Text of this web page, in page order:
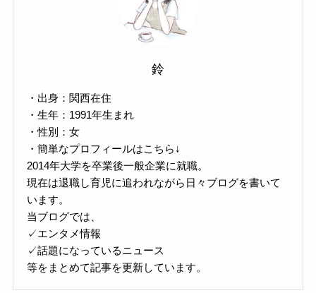
鈴
・出身：関西在住
・生年：1991年生まれ
・性別：女
・簡単なプロフィールはこちら↓
2014年大学を卒業後一般企業に就職。
現在は退職し育児に追われながら日々ブログを書いて
います。
当ブログでは、
✓エンタメ情報
✓話題になっているニュース
等をまとめて記事を更新しています。